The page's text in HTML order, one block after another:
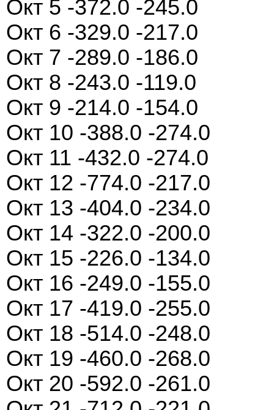
Окт 5 -372.0 -245.0
Окт 6 -329.0 -217.0
Окт 7 -289.0 -186.0
Окт 8 -243.0 -119.0
Окт 9 -214.0 -154.0
Окт 10 -388.0 -274.0
Окт 11 -432.0 -274.0
Окт 12 -774.0 -217.0
Окт 13 -404.0 -234.0
Окт 14 -322.0 -200.0
Окт 15 -226.0 -134.0
Окт 16 -249.0 -155.0
Окт 17 -419.0 -255.0
Окт 18 -514.0 -248.0
Окт 19 -460.0 -268.0
Окт 20 -592.0 -261.0